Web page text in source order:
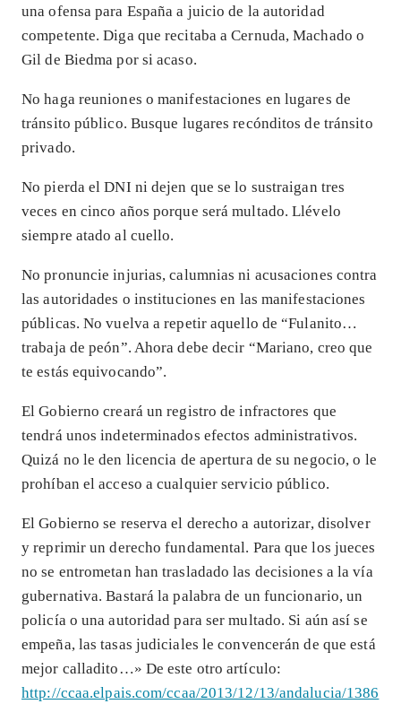
una ofensa para España a juicio de la autoridad
competente. Diga que recitaba a Cernuda, Machado o
Gil de Biedma por si acaso.
No haga reuniones o manifestaciones en lugares de
tránsito público. Busque lugares recónditos de tránsito
privado.
No pierda el DNI ni dejen que se lo sustraigan tres
veces en cinco años porque será multado. Llévelo
siempre atado al cuello.
No pronuncie injurias, calumnias ni acusaciones contra
las autoridades o instituciones en las manifestaciones
públicas. No vuelva a repetir aquello de “Fulanito…
trabaja de peón”. Ahora debe decir “Mariano, creo que
te estás equivocando”.
El Gobierno creará un registro de infractores que
tendrá unos indeterminados efectos administrativos.
Quizá no le den licencia de apertura de su negocio, o le
prohíban el acceso a cualquier servicio público.
El Gobierno se reserva el derecho a autorizar, disolver
y reprimir un derecho fundamental. Para que los jueces
no se entrometan han trasladado las decisiones a la vía
gubernativa. Bastará la palabra de un funcionario, un
policía o una autoridad para ser multado. Si aún así se
empeña, las tasas judiciales le convencerán de que está
mejor calladito…» De este otro artículo:
http://ccaa.elpais.com/ccaa/2013/12/13/andalucia/1386